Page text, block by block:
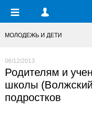
МОЛОДЕЖЬ И ДЕТИ
06/12/2013
Родителям и
школы (Волжский
подростков